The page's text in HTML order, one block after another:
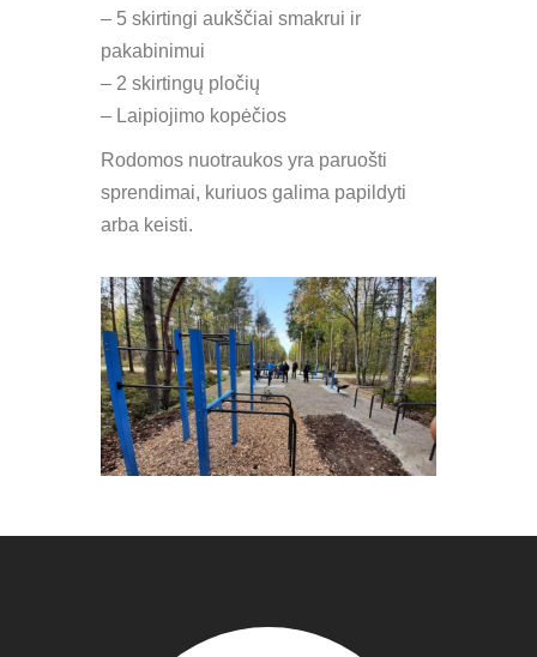
– 5 skirtingi aukščiai smakrui ir
pakabinimui
– 2 skirtingų pločių
– Laipiojimo kopėčios
Rodomos nuotraukos yra paruošti
sprendimai, kuriuos galima papildyti
arba keisti.